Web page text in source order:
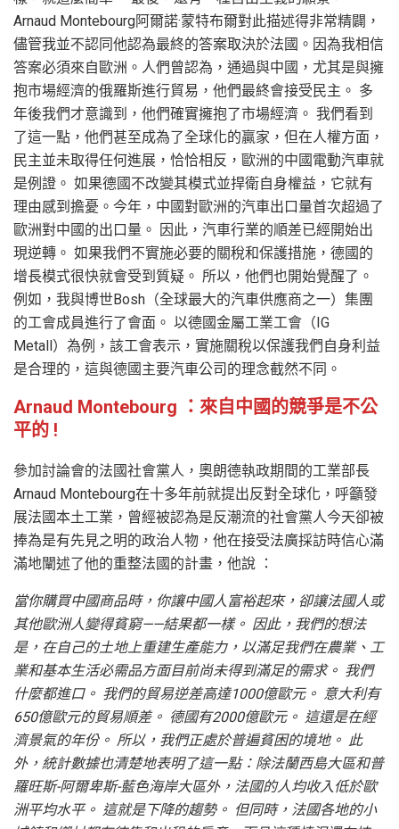
Arnaud Montebourg阿爾諾·蒙特布爾對此描述得非常精闢，
儘管我並不認同他認為最終的答案取決於法國。因為我相信
答案必須來自歐洲。人們曾認為，通過與中國，尤其是與擁
抱市場經濟的俄羅斯進行貿易，他們最終會接受民主。 多
年後我們才意識到，他們確實擁抱了市場經濟。 我們看到
了這一點，他們甚至成為了全球化的贏家，但在人權方面，
民主並未取得任何進展，恰恰相反，歐洲的中國電動汽車就
是例證。 如果德國不改變其模式並捍衛自身權益，它就有
理由感到擔憂。今年，中國對歐洲的汽車出口量首次超過了
歐洲對中國的出口量。 因此，汽車行業的順差已經開始出
現逆轉。 如果我們不實施必要的關稅和保護措施，德國的
增長模式很快就會受到質疑。 所以，他們也開始覺醒了。
例如，我與博世Bosh（全球最大的汽車供應商之一）集團
的工會成員進行了會面。 以德國金屬工業工會（IG
Metall）為例，該工會表示，實施關稅以保護我們自身利益
是合理的，這與德國主要汽車公司的理念截然不同。
Arnaud Montebourg ：來自中國的競爭是不公
平的 !
參加討論會的法國社會黨人，奧朗德執政期間的工業部長
Arnaud Montebourg在十多年前就提出反對全球化，呼籲發
展法國本土工業，曾經被認為是反潮流的社會黨人今天卻被
捧為是有先見之明的政治人物，他在接受法廣採訪時信心滿
滿地闡述了他的重整法國的計畫，他說 ：
當你購買中國商品時，你讓中國人富裕起來，卻讓法國人或
其他歐洲人變得貧窮——結果都一樣。 因此，我們的想法
是，在自己的土地上重建生產能力，以滿足我們在農業、工
業和基本生活必需品方面目前尚未得到滿足的需求。 我們
什麼都進口。 我們的貿易逆差高達1000億歐元。 意大利有
650億歐元的貿易順差。 德國有2000億歐元。 這還是在經
濟景氣的年份。 所以，我們正處於普遍貧困的境地。 此
外，統計數據也清楚地表明了這一點：除法蘭西島大區和普
羅旺斯-阿爾卑斯-藍色海岸大區外，法國的人均收入低於歐
洲平均水平。 這就是下降的趨勢。 但同時，法國各地的小